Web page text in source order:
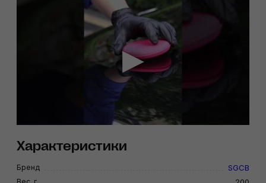
Характеристики
Бренд SGCB